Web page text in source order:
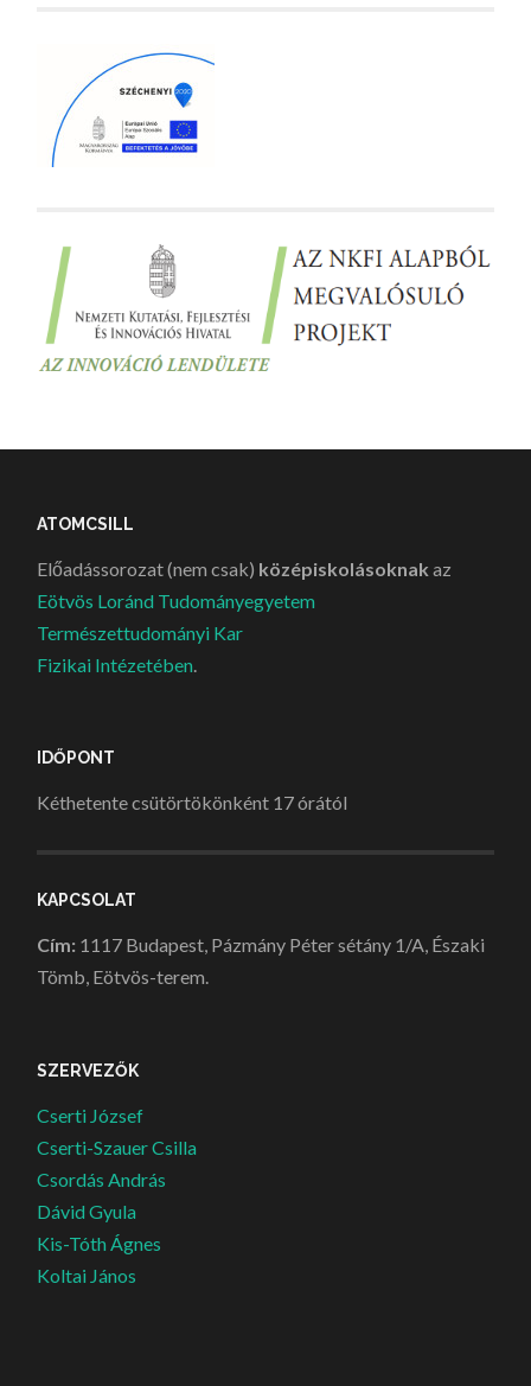
ATOMCSILL
Előadássorozat (nem csak) középiskolásoknak az
Eötvös Loránd Tudományegyetem
Természettudományi Kar
Fizikai Intézetében
IDŐPONT
Kéthetente csütörtökönként 17 órától
KAPCSOLAT
Cím: 1117 Budapest, Pázmány Péter sétány 1/A, Északi
Tömb, Eötvös-terem.
SZERVEZŐK
Cserti József
Cserti-Szauer Csilla
Csordás András
Dávid Gyula
Kis-Tóth Ágnes
Koltai János